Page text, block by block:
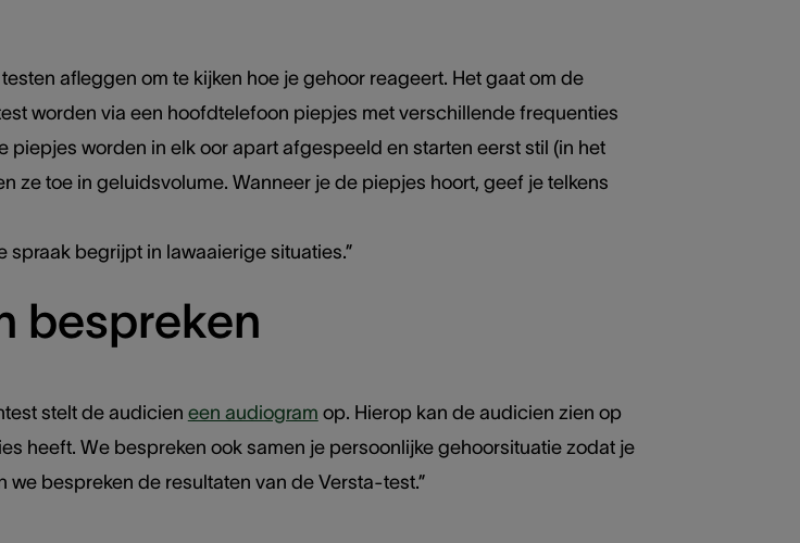
afleggen om te kijken hoe je gehoor reageert. Het gaat om de
worden via een hoofdtelefoon piepjes met verschillende frequenties
piepjes worden in elk oor apart afgespeeld en starten eerst stil (in het
ze toe in geluidsvolume. Wanneer je de piepjes hoort, geef je telkens
begrijpt in lawaaierige situaties.”
bespreken
stelt de audicien een audiogram op. Hierop kan de audicien zien op
heeft. We bespreken ook samen je persoonlijke gehoorsituatie zodat je
bespreken de resultaten van de Versta-test.”